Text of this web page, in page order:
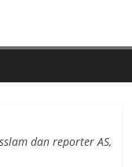
dan reporter AS,